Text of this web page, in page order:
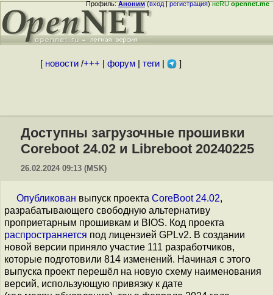
Профиль:Аноним(вход|регистрация)неRUopennet.me
[ новости/+++ форум| теги| ]
Доступны загрузочные прошивки
Coreboot 24.02 и Libreboot 20240225
26.02.2024 09:13 (MSK)
Опубликован выпуск проекта CoreBoot 24.02,
разрабатывающего свободную альтернативу
проприетарным прошивкам и BIOS. Код проекта
распространяется под лицензией GPLv2. В создании
новой версии приняло участие 111 разработчиков,
которые подготовили 814 изменений. Начиная с этого
выпуска проект перешёл на новую схему наименования
версий, использующую привязку к дате